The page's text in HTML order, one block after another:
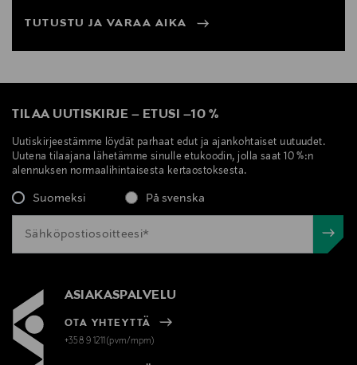
TUTUSTU JA VARAA AIKA
TILAA UUTISKIRJE – ETUSI –10 %
Uutiskirjeestämme löydät parhaat edut ja ajankohtaiset uutuudet.
Uutena tilaajana lähetämme sinulle etukoodin, jolla saat 10 %:n
alennuksen normaalihintaisesta kertaostoksesta.
Suomeksi På svenska
ASIAKASPALVELU
OTA YHTEYTTÄ
+358 9 1211(pvm/mpm)